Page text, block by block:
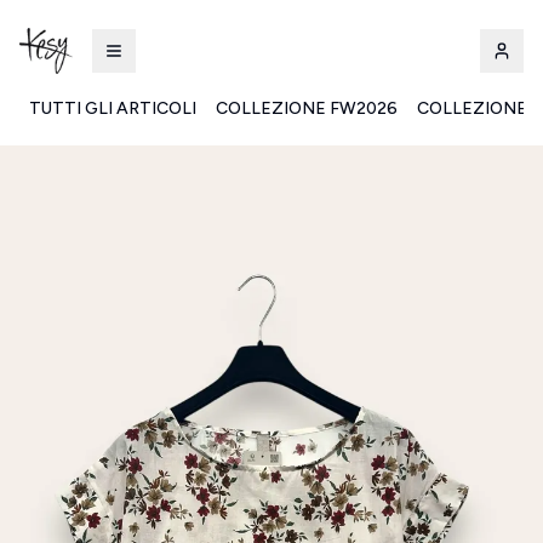
TUTTI GLI ARTICOLI COLLEZIONE FW2026 COLLEZIONE